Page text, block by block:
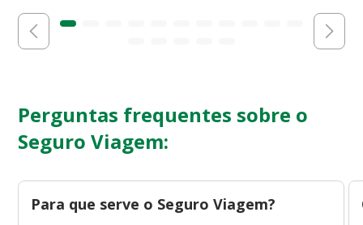
Perguntas frequentes sobre o
Seguro Viagem:
Para que serve o Seguro Viagem?